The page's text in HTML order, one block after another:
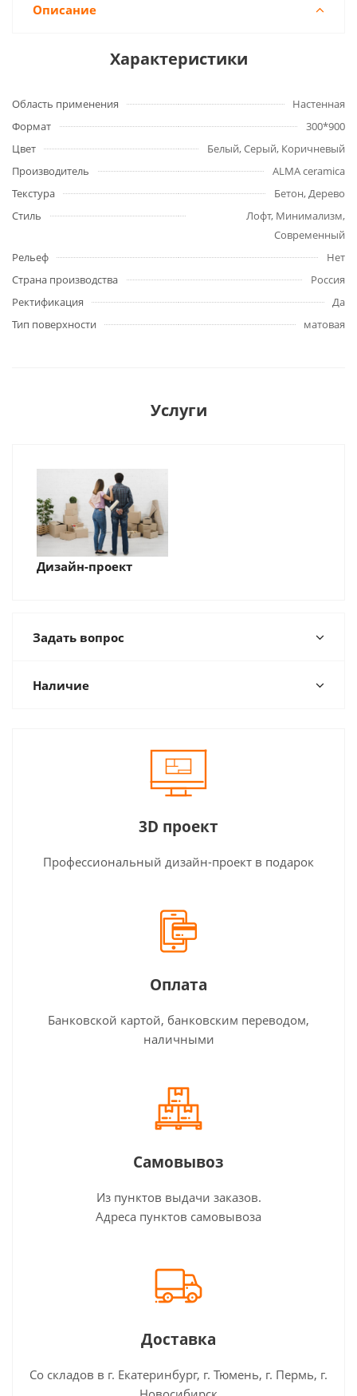
Описание
Характеристики
Область применения
Настенная
Формат
300*900
Цвет
Белый, Серый, Коричневый
Производитель
ALMA ceramica
Текстура
Бетон, Дерево
Стиль
Лофт, Минимализм,
Современный
Рельеф
Нет
Страна производства
Россия
Ректификация
Да
Тип поверхности
матовая
Услуги
Дизайн-проект
Задать вопрос
Наличие
3D проект
Профессиональный дизайн-проект в подарок
Оплата
Банковской картой, банковским переводом,
наличными
Самовывоз
Из пунктов выдачи заказов.
Адреса пунктов самовывоза
Доставка
Со складов в г. Екатеринбург, г. Тюмень, г. Пермь, г.